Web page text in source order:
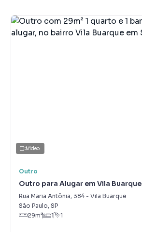
Vídeo
Outro
Outro para Alugar em Vila Buarque
Rua Maria Antônia, 384- Vila Buarque
São Paulo, SP
29m² 1 1